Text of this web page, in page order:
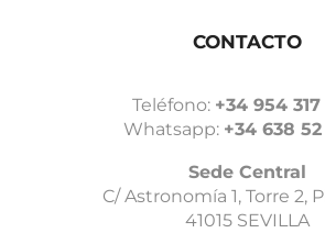
CONTACTO
Teléfono: +34 954
Whatsapp: +34 638 52
Sede Central
C/ Astronomía 1, Torre 2,
41015 SEVILLA